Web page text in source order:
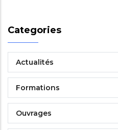
Categories
Actualités
Formations
Ouvrages